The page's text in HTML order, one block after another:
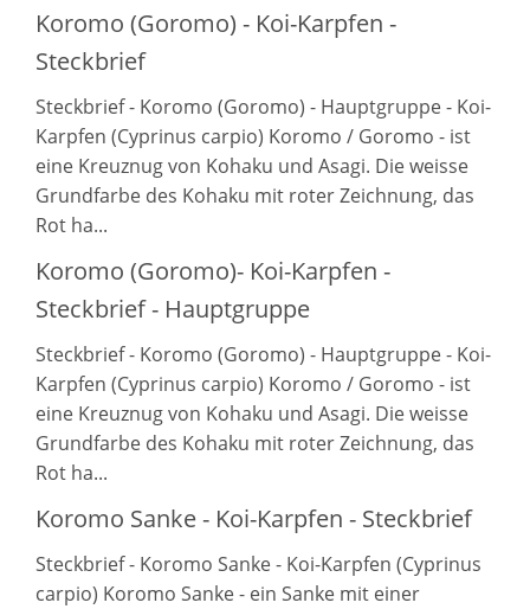
Koromo (Goromo) - Koi-Karpfen -
Steckbrief
Steckbrief - Koromo (Goromo) - Hauptgruppe - Koi-
Karpfen (Cyprinus carpio) Koromo / Goromo - ist
eine Kreuznug von Kohaku und Asagi. Die weisse
Grundfarbe des Kohaku mit roter Zeichnung, das
Rot ha...
Koromo (Goromo)- Koi-Karpfen -
Steckbrief - Hauptgruppe
Steckbrief - Koromo (Goromo) - Hauptgruppe - Koi-
Karpfen (Cyprinus carpio) Koromo / Goromo - ist
eine Kreuznug von Kohaku und Asagi. Die weisse
Grundfarbe des Kohaku mit roter Zeichnung, das
Rot ha...
Koromo Sanke - Koi-Karpfen - Steckbrief
Steckbrief - Koromo Sanke - Koi-Karpfen (Cyprinus
carpio) Koromo Sanke - ein Sanke mit einer